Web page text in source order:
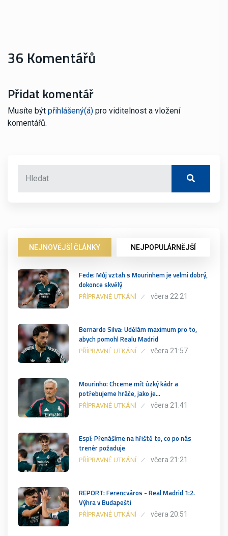
36 Komentářů
Přidat komentář
Musíte být přihlášený(á) pro viditelnost a vložení
komentářů.
NEJNOVĚJŠÍ ČLÁNKY NEJPOPULÁRNĚJŠÍ
Fede: Můj vztah s Mourinhem je velmi dobrý,
dokonce skvělý
PŘÍPRAVNÉ UTKÁNÍ včera 22:21
Bernardo Silva: Udělám maximum pro to,
abych pomohl Realu Madrid
PŘÍPRAVNÉ UTKÁNÍ včera 21:57
Mourinho: Chceme mít úzký kádr a
potřebujeme hráče, jako je…
PŘÍPRAVNÉ UTKÁNÍ včera 21:41
Espí: Přenášíme na hřiště to, co po nás
trenér požaduje
PŘÍPRAVNÉ UTKÁNÍ včera 21:21
REPORT: Ferencváros - Real Madrid 1:2.
Výhra v Budapešti
PŘÍPRAVNÉ UTKÁNÍ včera 20:51